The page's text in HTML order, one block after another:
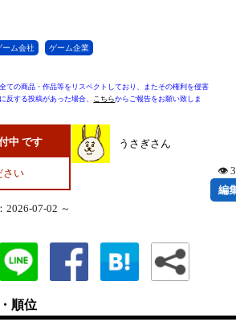
ーム会社 ゲーム企業
ての商品・作品等をリスペクトしており、またその権利を侵害
反する投稿があった場合、 こちらからご報告をお願い致しま
中 です
さい
2026-07-02 ～
うさぎさん
👁
編
順位